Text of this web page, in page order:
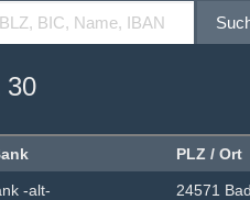
30
PLZ / Ort
-alt- 24571